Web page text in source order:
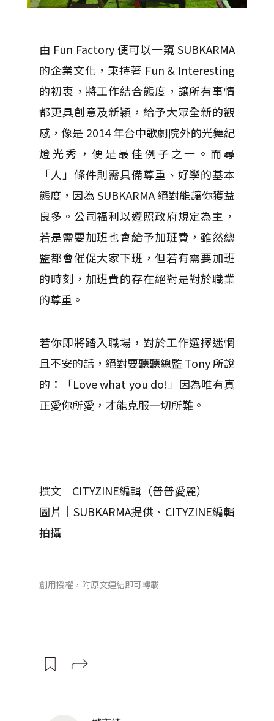
由 Fun Factory 便可以一窺 SUBKARMA
的企業文化，秉持著 Fun & Interesting
的初衷，將工作結合態度，讓所有事情
都更具創意及新穎，給予大眾全新的觀
感，像是 2014 年台中歌劇院外的光舞紀
燈光秀，便是最佳例子之一。而尋
「人」條件則需具備尊重、好學的基本
態度，因為 SUBKARMA 絕對能讓你獲益
良多。公司福利以遵照政府規定為主，
若是需要加班也會給予加班費，雖然總
監都會催促大家下班，但若有需要加班
的時刻，加班費的存在絕對是對於職業
的尊重。
若你即將踏入職場，對於工作選擇迷惘
且不安的話，絕對要聽聽總監 Tony 所說
的：「Love what you do!」因為唯有真
正愛你所愛，才能克服一切所難。
撰文｜CITYZINE編輯（普普愛麗）
圖片｜SUBKARMA提供、CITYZINE編輯
拍攝
創用授權，附原文連結即可轉載